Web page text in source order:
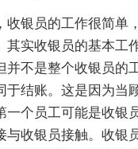
收银员的工作很简单
其实收银员的基本工
并不是整个收银员的
于结账。这是因为当
一个员工可能是收银
与收银员接触。收银